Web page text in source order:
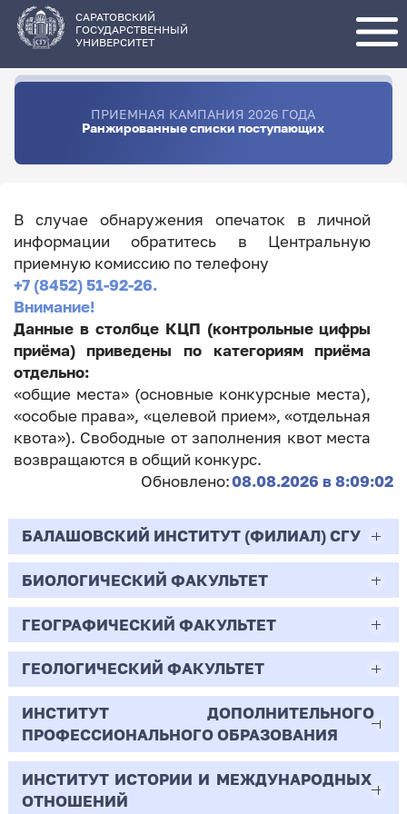
основному
содержанию
САРАТОВСКИЙ
ГОСУДАРСТВЕННЫЙ
УНИВЕРСИТЕТ
ПРИЕМНАЯ КАМПАНИЯ 2026 ГОДА
Ранжированные списки поступающих
В случае обнаружения опечаток в личной
информации обратитесь в Центральную
приемную комиссию по телефону
+7 (8452) 51-92-26.
Внимание!
Данные в столбце КЦП (контрольные цифры
приёма) приведены по категориям приёма
отдельно:
«общие места» (основные конкурсные места),
«особые права», «целевой прием», «отдельная
квота»). Свободные от заполнения квот места
возвращаются в общий конкурс.
Обновлено:08.08.2026 в 8:09:02
БАЛАШОВСКИЙ ИНСТИТУТ (ФИЛИАЛ) СГУ
44.03.02
Психолого-педагогическое образование
Очная | Бакалавр
Всего бюджетных мест - 10
Бюджет/
Общие места
Профиль: Практическая
психология образования
БИОЛОГИЧЕСКИЙ ФАКУЛЬТЕТ
06.03.01
Биология
Очная | Бакалавр
Всего бюджетных мест - 50
Бюджет/Общие места
ГЕОГРАФИЧЕСКИЙ ФАКУЛЬТЕТ
05.03.02
География
Очная | Бакалавр
Всего бюджетных мест - 15
ГЕОЛОГИЧЕСКИЙ ФАКУЛЬТЕТ
05.03.01
Геология
Очная | Бакалавр
ИНСТИТУТ ДОПОЛНИТЕЛЬНОГО
ПРОФЕССИОНАЛЬНОГО ОБРАЗОВАНИЯ
38.03.02
ИНСТИТУТ ИСТОРИИ И МЕЖДУНАРОДНЫХ
ОТНОШЕНИЙ